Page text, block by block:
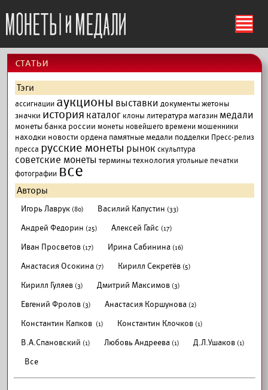
ś
cтатьи
Тэги
ассигнации аукционы выставки документыжетоны
значки история каталог клоны литературамагазин медали
монеты банка россии монеты новейшего временимошенники
находки новости ордена памятные медали подделки Пресс-релиз
пресса русские монеты рынок скульптура
советские монеты терминытехнология угольные печатки
фотографии все
Авторы
Игорь Лаврук (80) Василий Капустин (33)
Андрей Федорин (25) Алексей Гайс (17)
Иван Просветов (17) Ирина Сабинина (16)
Анастасия Осокина (7) Кирилл Секретёв (5)
Кирилл Гуляев (3) Дмитрий Максимов (3)
Евгений Фролов (3) Анастасия Коршунова (2)
Константин Капков (1) Константин Клочков (1)
В.А.Спановский (1) Любовь Андреева (1) Д.Л.Ушаков (1)
Все